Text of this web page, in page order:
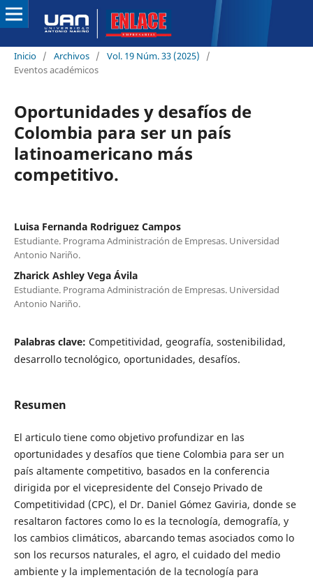
Inicio / Archivos / Vol. 19 Núm. 33 (2025)
/
Eventos académicos
Oportunidades y desafíos de
Colombia para ser un país
latinoamericano más
competitivo.
Luisa Fernanda Rodriguez Campos
Estudiante. Programa Administración de Empresas. Universidad
Antonio Nariño.
Zharick Ashley Vega Ávila
Estudiante. Programa Administración de Empresas. Universidad
Antonio Nariño.
Palabras clave: Competitividad, geografía, sostenibilidad,
desarrollo tecnológico, oportunidades, desafíos.
Resumen
El articulo tiene como objetivo profundizar en las
oportunidades y desafíos que tiene Colombia para ser un
país altamente competitivo, basados en la conferencia
dirigida por el vicepresidente del Consejo Privado de
Competitividad (CPC), el Dr. Daniel Gómez Gaviria, donde se
resaltaron factores como lo es la tecnología, demografía, y
los cambios climáticos, abarcando temas asociados como lo
son los recursos naturales, el agro, el cuidado del medio
ambiente y la implementación de la tecnología para